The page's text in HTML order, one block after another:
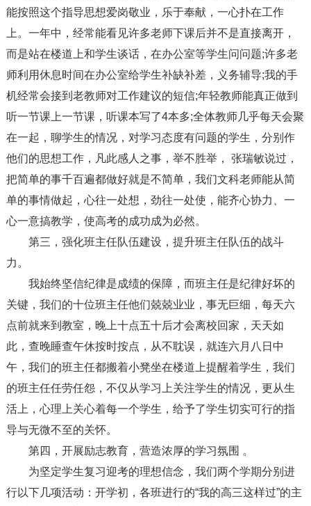
能按照这个指导思想爱岗敬业，乐于奉献，一心扑在工作
上。一年中，经常能看见许多老师下课后并不是直接离开，
而是站在楼道上和学生谈话，在办公室等学生问问题;许多老
师利用休息时间在办公室给学生补缺补差，义务辅导;我的手
机经常会接到老教师对工作建议的短信;年轻教师能真正做到
听一节课上一节课，听课本写了4本多;全体教师几乎每天会聚
在一起，聊学生的情况，对学习态度有问题的学生，分别作
他们的思想工作，凡此感人之事，举不胜举， 张瑞敏说过，
把简单的事千百遍都做好就是不简单，我们文科老师能从简
单的事情做起，心往一处想，劲往一处使，能齐心协力、一
心一意搞教学，使高考的成功成为必然。
第三，强化班主任队伍建设，提升班主任队伍的战斗
力。
我始终坚信纪律是成绩的保障，而班主任是纪律好坏的
关键，我们的十位班主任他们兢兢业业，事无巨细，每天六
点前就来到教室，晚上十点五十后才会离校回家，天天如
此，查晚睡查午休按时按点，从不耽误，就连六月八日中
午，我们的班主任都搬着小凳坐在楼道上提醒着学生，我们
的班主任任劳任怨，不仅从学习上关注学生的情况，更从生
活上，心理上关心着每一个学生，给予了学生切实可行的指
导与无微不至的关怀。
第四，开展励志教育，营造浓厚的学习氛围 。
为坚定学生复习迎考的理想信念，我们两个学期分别进
行以下几项活动：开学初，各班进行的“我的高三这样过”的主